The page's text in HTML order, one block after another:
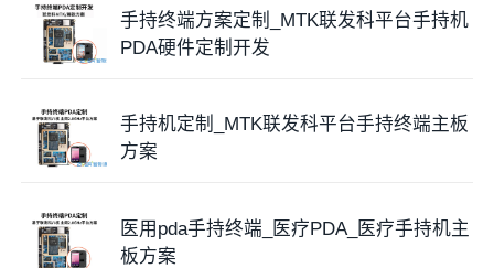
手持终端方案定制_MTK联发科平台手持机
PDA硬件定制开发
手持机定制_MTK联发科平台手持终端主板
方案
医用pda手持终端_医疗PDA_医疗手持机主
板方案